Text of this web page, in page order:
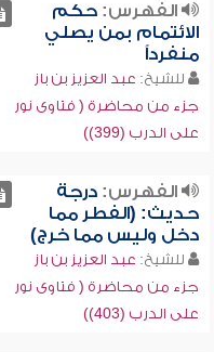
الفهرس:حكم
الائتمام بمن يصلي
منفرداً
للشيخ: عبد العزيز بن باز
جزء من محاضرة ( فتاوى نور
على الدرب (399))
الفهرس:درجة
حديث: (الفطر مما
دخل وليس مما خرج)
للشيخ: عبد العزيز بن باز
جزء من محاضرة ( فتاوى نور
على الدرب (403))